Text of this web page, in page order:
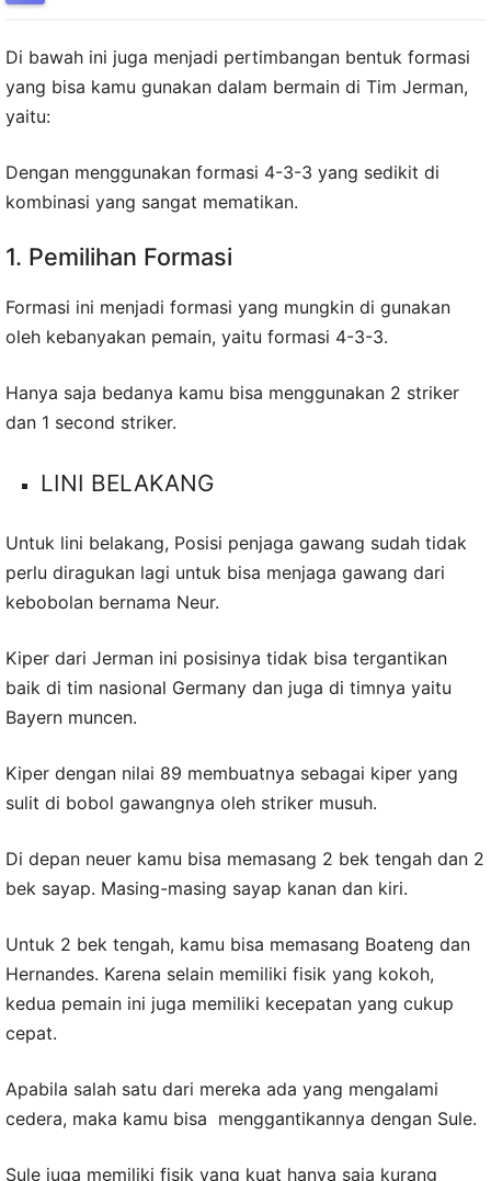
Di bawah ini juga menjadi pertimbangan bentuk formasi
yang bisa kamu gunakan dalam bermain di Tim Jerman,
yaitu:
Dengan menggunakan formasi 4-3-3 yang sedikit di
kombinasi yang sangat mematikan.
1. Pemilihan Formasi
Formasi ini menjadi formasi yang mungkin di gunakan
oleh kebanyakan pemain, yaitu formasi 4-3-3.
Hanya saja bedanya kamu bisa menggunakan 2 striker
dan 1 second striker.
LINI BELAKANG
Untuk lini belakang, Posisi penjaga gawang sudah tidak
perlu diragukan lagi untuk bisa menjaga gawang dari
kebobolan bernama Neur.
Kiper dari Jerman ini posisinya tidak bisa tergantikan
baik di tim nasional Germany dan juga di timnya yaitu
Bayern muncen.
Kiper dengan nilai 89 membuatnya sebagai kiper yang
sulit di bobol gawangnya oleh striker musuh.
Di depan neuer kamu bisa memasang 2 bek tengah dan 2
bek sayap. Masing-masing sayap kanan dan kiri.
Untuk 2 bek tengah, kamu bisa memasang Boateng dan
Hernandes. Karena selain memiliki fisik yang kokoh,
kedua pemain ini juga memiliki kecepatan yang cukup
cepat.
Apabila salah satu dari mereka ada yang mengalami
cedera, maka kamu bisa menggantikannya dengan Sule.
Sule juga memiliki fisik yang kuat hanya saja kurang